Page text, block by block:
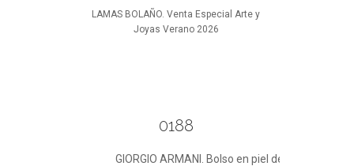
LAMAS BOLAÑO. Venta Especial Arte y
Joyas Verano 2026
0188
GIORGIO ARMANI. Bolso en piel de